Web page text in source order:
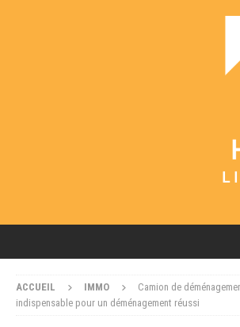
ACCUEIL IMMO
Camion de
indispensable pour un déménagement réussi